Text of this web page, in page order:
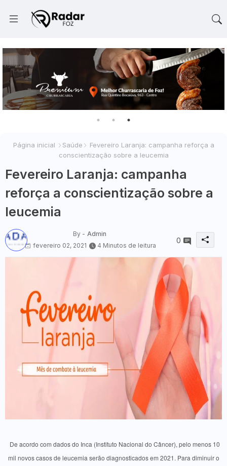
Página inicial Saúde
Fevereiro Laranja: campanha reforça a
conscientização sobre a leucemia
Fevereiro Laranja: campanha
reforça a conscientização sobre a
leucemia
By - Admin
fevereiro 02, 2021
4 Minutos de leitura
0
De acordo com dados do Inca (Instituto Nacional do Câncer), pelo menos 10
mil novos casos de leucemia serão diagnosticados em 2021. Para diminuir o